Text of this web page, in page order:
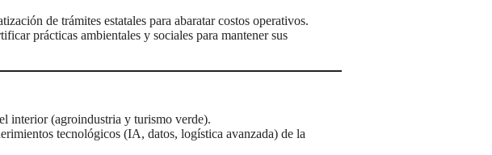
de trámites estatales para abaratar costos operativos.
prácticas ambientales y sociales para mantener sus
interior (agroindustria y turismo verde).
tecnológicos (IA, datos, logística avanzada) de la